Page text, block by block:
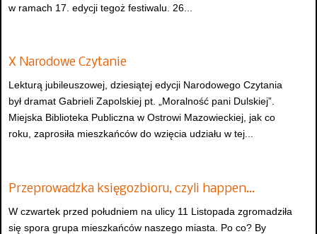
w ramach 17. edycji tegoż festiwalu. 26...
X Narodowe Czytanie
Lekturą jubileuszowej, dziesiątej edycji Narodowego Czytania
był dramat Gabrieli Zapolskiej pt. „Moralność pani Dulskiej”.
Miejska Biblioteka Publiczna w Ostrowi Mazowieckiej, jak co
roku, zaprosiła mieszkańców do wzięcia udziału w tej...
Przeprowadzka księgozbioru, czyli happen…
W czwartek przed południem na ulicy 11 Listopada zgromadziła
się spora grupa mieszkańców naszego miasta. Po co? By